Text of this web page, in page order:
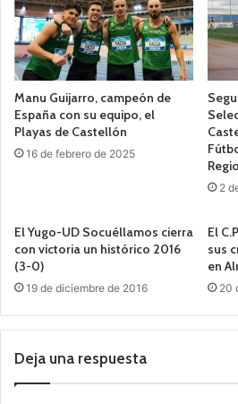
Manu Guijarro, campeón de
España con su equipo, el
Playas de Castellón
16 de febrero de 2025
2
El Yugo-UD Socuéllamos cierra
con victoria un histórico 2016
(3-0)
19 de diciembre de 2016
El
sus
en
20
Deja una respuesta